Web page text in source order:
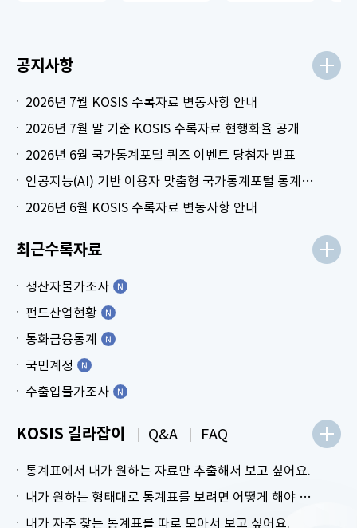
공지사항
2026년 7월 KOSIS 수록자료 변동사항 안내
2026년 7월 말 기준 KOSIS 수록자료 현행화율 공개
2026년 6월 국가통계포털 퀴즈 이벤트 당첨자 발표
인공지능(AI) 기반 이용자 맞춤형 국가통계포털 통계표 생성 시범 서비스 안내
2026년 6월 KOSIS 수록자료 변동사항 안내
최근수록자료
생산자물가조사
펀드산업현황
통화금융통계
국민계정
수출입물가조사
KOSIS 길라잡이
통계표에서 내가 원하는 자료만 추출해서 보고 싶어요.
내가 원하는 형태대로 통계표를 보려면 어떻게 해야 하나요?
내가 자주 찾는 통계표를 따로 모아서 보고 싶어요.
Q&A FAQ